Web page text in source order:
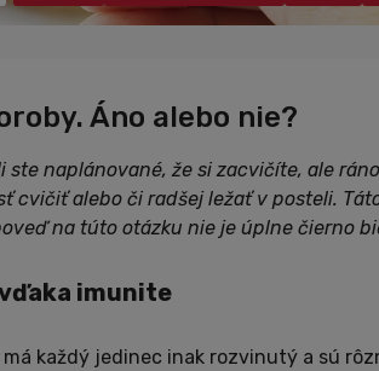
Áno alebo nie?
ste naplánované, že si zacvičíte, ale
cvičiť alebo či radšej ležať v posteli.
na túto otázku nie je úplne čierno
imunite
má každý jedinec inak rozvinutý a sú